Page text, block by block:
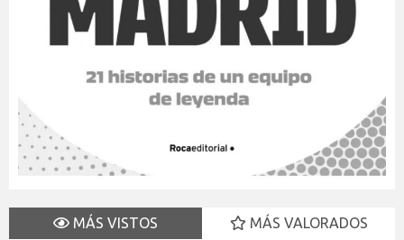
MÁS VISTOS
MÁS VALORADOS